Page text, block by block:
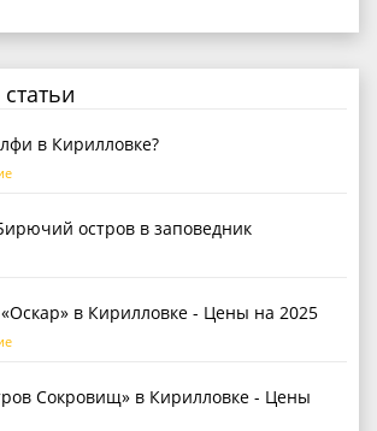
в Кирилловке?
остров в заповедник
в Кирилловке - Цены на 2025
Сокровищ» в Кирилловке - Цены